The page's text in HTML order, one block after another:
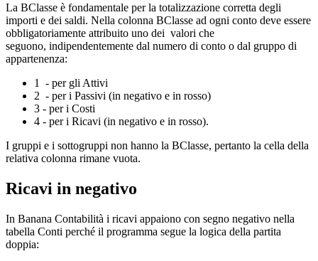
La BClasse è fondamentale per la totalizzazione corretta degli
importi e dei saldi. Nella colonna BClasse ad ogni conto deve essere
obbligatoriamente attribuito uno dei valori che
seguono, indipendentemente dal numero di conto o dal gruppo di
appartenenza:
1 - per gli Attivi
2 - per i Passivi (in negativo e in rosso)
3 - per i Costi
4 - per i Ricavi (in negativo e in rosso).
I gruppi e i sottogruppi non hanno la BClasse, pertanto la cella della
relativa colonna rimane vuota.
Ricavi in negativo
In Banana Contabilità i ricavi appaiono con segno negativo nella
tabella Conti perché il programma segue la logica della partita
doppia: